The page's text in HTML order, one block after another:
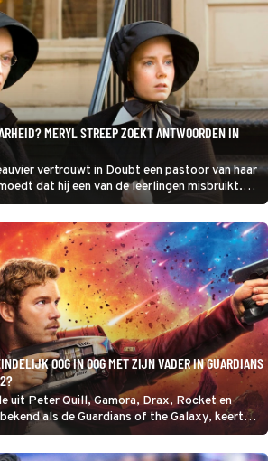
MERYL STREEP ZOEKT ANTWOORDEN IN
vertrouwt in Doubt een pastoor van haar
dat hij een van de leerlingen misbruikt.
OOG IN OOG MET ZIJN VADER IN GUARDIANS
uit Peter Quill, Gamora, Drax, Rocket en
als de Guardians of the Galaxy, keert
avontuur in Guardians of the Galaxy Vol. 2.